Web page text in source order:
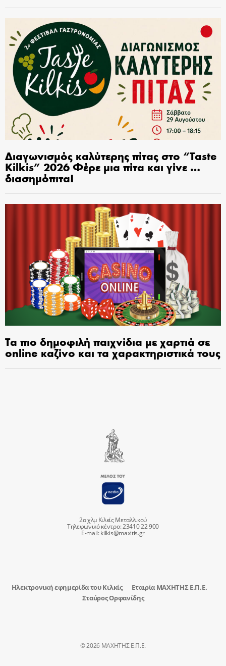
Διαγωνισμός καλύτερης πίτας στο “Taste
Kilkis” 2026 Φέρε μια πίτα και γίνε …
διασημόπιτα!
Τα πιο δημοφιλή παιχνίδια με χαρτιά σε
online καζίνο και τα χαρακτηριστικά τους
2ο χλμ Κιλκίς Μεταλλικού
Τηλεφωνικό κέντρο: 23410 22 900
E-mail:kilkis@maxitis.gr
Ηλεκτρονική εφημερίδα του Κιλκίς
Εταιρία ΜΑΧΗΤΗΣ Ε.Π.Ε.
Σταύρος Ορφανίδης
© 2026 ΜΑΧΗΤΗΣ Ε.Π.Ε.